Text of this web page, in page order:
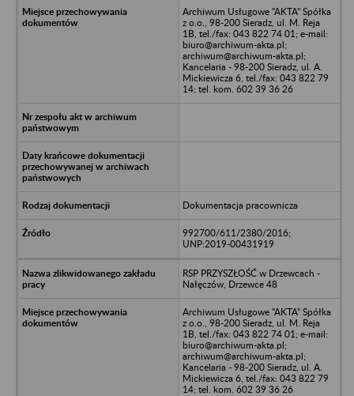
Archiwum Usługowe "AKTA" Spółka
z o.o., 98-200 Sieradz, ul. M. Reja
1B, tel./fax: 043 822 74 01; e-mail:
biuro@archiwum-akta.pl;
archiwum@archiwum-akta.pl;
Kancelaria - 98-200 Sieradz, ul. A.
Mickiewicza 6, tel./fax: 043 822 79
14; tel. kom. 602 39 36 26
Dokumentacja pracownicza
992700/611/2380/2016;
UNP:2019-00431919
RSP PRZYSZŁOŚĆ w Drzewcach -
Nałęczów, Drzewce 48
Archiwum Usługowe "AKTA" Spółka
z o.o., 98-200 Sieradz, ul. M. Reja
1B, tel./fax: 043 822 74 01; e-mail:
biuro@archiwum-akta.pl;
archiwum@archiwum-akta.pl;
Kancelaria - 98-200 Sieradz, ul. A.
Mickiewicza 6, tel./fax: 043 822 79
14; tel. kom. 602 39 36 26